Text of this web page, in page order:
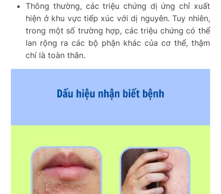
Thông thường, các triệu chứng dị ứng chỉ xuất
hiện ở khu vực tiếp xúc với dị nguyên. Tuy nhiên,
trong một số trường hợp, các triệu chứng có thể
lan rộng ra các bộ phận khác của cơ thể, thậm
chí là toàn thân.